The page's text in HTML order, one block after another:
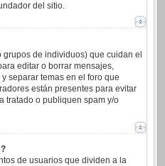
del sitio.
de individuos) que cuidan el
editar o borrar mensajes,
separar temas en el foro que
están presentes para evitar
tratado o publiquen spam y/o
de usuarios que dividen a la